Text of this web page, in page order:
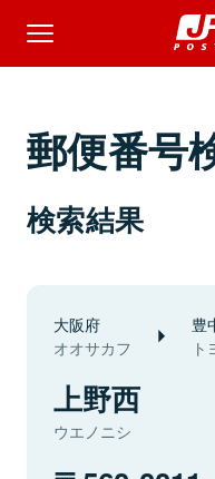
郵便番号
検索結果
大阪府
オオサカフ
豊
上野西
ウエノニシ